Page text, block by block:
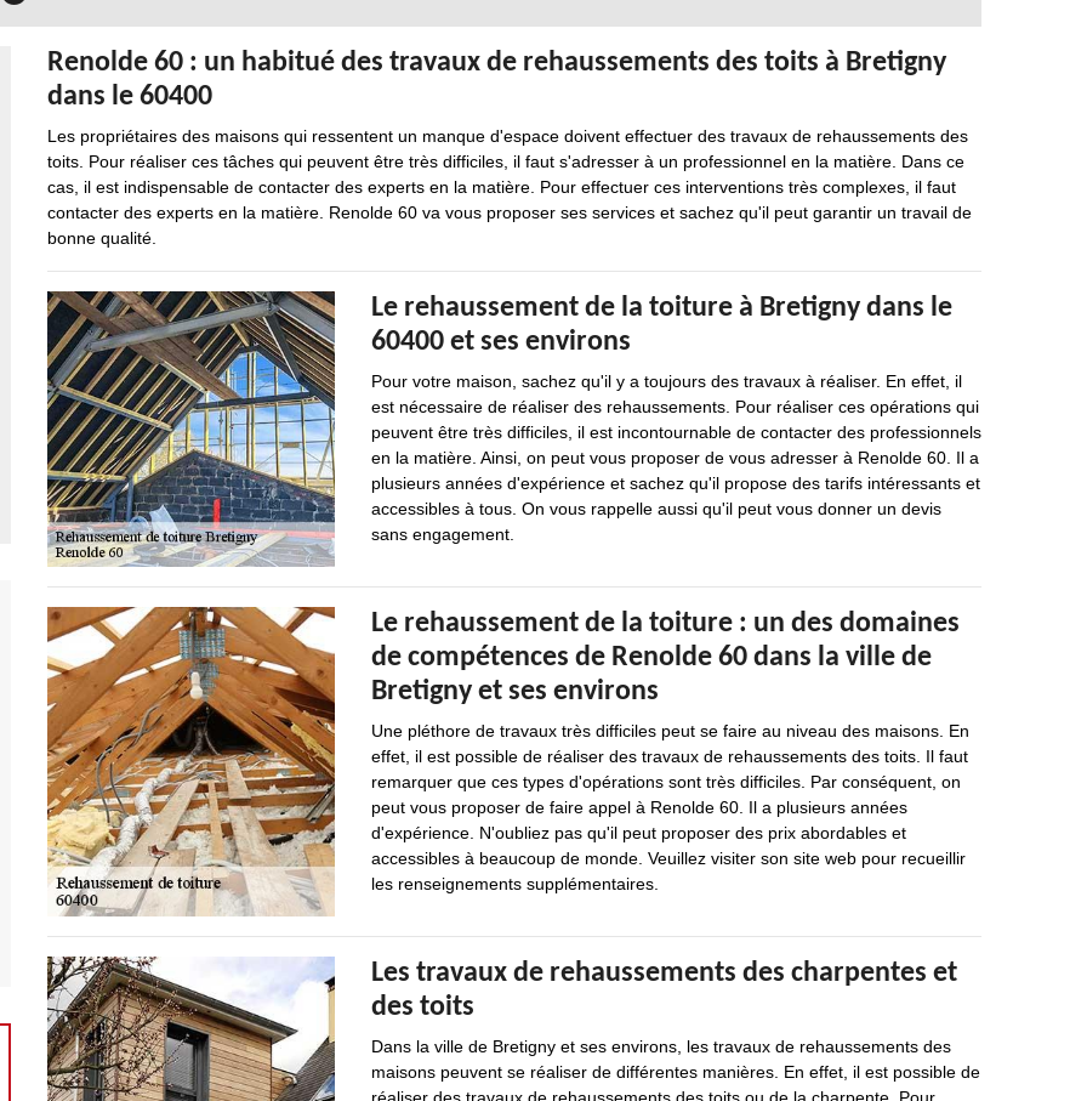
Renolde 60 : un habitué des travaux de rehaussements des toits à Bretigny
dans le 60400
Les propriétaires des maisons qui ressentent un manque d'espace doivent effectuer des travaux de rehaussements des
toits. Pour réaliser ces tâches qui peuvent être très difficiles, il faut s'adresser à un professionnel en la matière. Dans ce
cas, il est indispensable de contacter des experts en la matière. Pour effectuer ces interventions très complexes, il faut
contacter des experts en la matière. Renolde 60 va vous proposer ses services et sachez qu'il peut garantir un travail de
bonne qualité.
Le rehaussement de la toiture à Bretigny dans le
60400 et ses environs
Pour votre maison, sachez qu'il y a toujours des travaux à réaliser. En effet, il
est nécessaire de réaliser des rehaussements. Pour réaliser ces opérations qui
peuvent être très difficiles, il est incontournable de contacter des professionnels
en la matière. Ainsi, on peut vous proposer de vous adresser à Renolde 60. Il a
plusieurs années d'expérience et sachez qu'il propose des tarifs intéressants et
accessibles à tous. On vous rappelle aussi qu'il peut vous donner un devis
sans engagement.
Le rehaussement de la toiture : un des domaines
de compétences de Renolde 60 dans la ville de
Bretigny et ses environs
Une pléthore de travaux très difficiles peut se faire au niveau des maisons. En
effet, il est possible de réaliser des travaux de rehaussements des toits. Il faut
remarquer que ces types d'opérations sont très difficiles. Par conséquent, on
peut vous proposer de faire appel à Renolde 60. Il a plusieurs années
d'expérience. N'oubliez pas qu'il peut proposer des prix abordables et
accessibles à beaucoup de monde. Veuillez visiter son site web pour recueillir
les renseignements supplémentaires.
Les travaux de rehaussements des charpentes et
des toits
Dans la ville de Bretigny et ses environs, les travaux de rehaussements des
maisons peuvent se réaliser de différentes manières. En effet, il est possible de